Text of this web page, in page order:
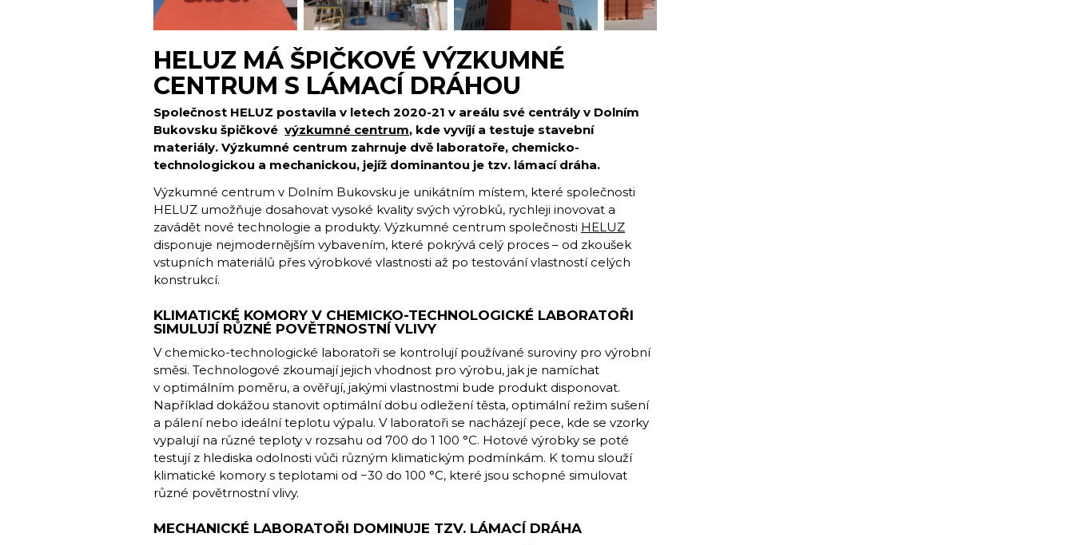
HELUZ MÁ ŠPIČKOVÉ VÝZKUMNÉ
CENTRUM S LÁMACÍ DRÁHOU
Společnost HELUZ postavila v letech 2020-21 v areálu své centrály v Dolním
Bukovsku špičkové výzkumné centrum, kde vyvíjí a testuje stavební
materiály. Výzkumné centrum zahrnuje dvě laboratoře, chemicko-
technologickou a mechanickou, jejíž dominantou je tzv. lámací dráha.
Výzkumné centrum v Dolním Bukovsku je unikátním místem, které společnosti
HELUZ umožňuje dosahovat vysoké kvality svých výrobků, rychleji inovovat a
zavádět nové technologie a produkty. Výzkumné centrum společnosti HELUZ
disponuje nejmodernějším vybavením, které pokrývá celý proces – od zkoušek
vstupních materiálů přes výrobkové vlastnosti až po testování vlastností celých
konstrukcí.
KLIMATICKÉ KOMORY V CHEMICKO-TECHNOLOGICKÉ LABORATOŘI
SIMULUJÍ RŮZNÉ POVĚTRNOSTNÍ VLIVY
V chemicko-technologické laboratoři se kontrolují používané suroviny pro výrobní
směsi. Technologové zkoumají jejich vhodnost pro výrobu, jak je namíchat
v optimálním poměru, a ověřují, jakými vlastnostmi bude produkt disponovat.
Například dokážou stanovit optimální dobu odležení těsta, optimální režim sušení
a pálení nebo ideální teplotu výpalu. V laboratoři se nacházejí pece, kde se vzorky
vypalují na různé teploty v rozsahu od 700 do 1 100 °C. Hotové výrobky se poté
testují z hlediska odolnosti vůči různým klimatickým podmínkám. K tomu slouží
klimatické komory s teplotami od −30 do 100 °C, které jsou schopné simulovat
různé povětrnostní vlivy.
MECHANICKÉ LABORATOŘI DOMINUJE TZV. LÁMACÍ DRÁHA